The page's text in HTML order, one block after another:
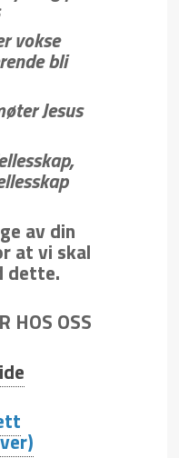
vokse
bli
Jesus
av din
at vi skal
dette.
HOS OSS